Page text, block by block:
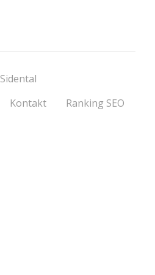
Sidental
Kontakt Ranking SEO